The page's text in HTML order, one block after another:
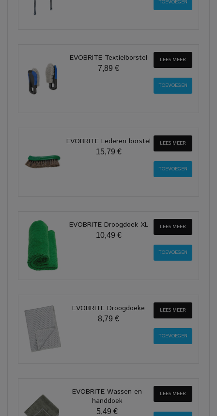
EVOBRITE Textielborstel
7,89 €
LEES MEER
EVOBRITE Lederen borstel
15,79 €
LEES MEER
EVOBRITE Droogdoek XL
10,49 €
LEES MEER
EVOBRITE Droogdoeke
8,79 €
LEES MEER
EVOBRITE Wassen en
handdoek
5,49 €
LEES MEER